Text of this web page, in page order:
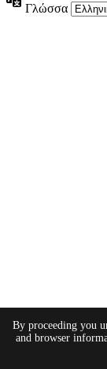
Γλώσσα
By proceeding you
and browser